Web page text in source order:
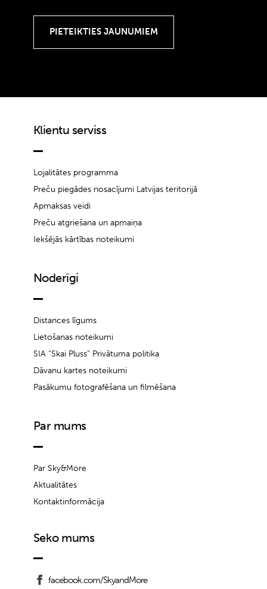
Klientu serviss
Lojalitātes programma
Preču piegādes nosacījumi Latvijas teritorijā
Apmaksas veidi
Preču atgriešana un apmaiņa
Iekšējās kārtības noteikumi
Noderīgi
Distances līgums
Lietošanas noteikumi
SIA “Skai Pluss” Privātuma politika
Dāvanu kartes noteikumi
Pasākumu fotografēšana un filmēšana
Par mums
Par Sky&More
Aktualitātes
Kontaktinformācija
Seko mums
facebook.com/SkyandMore